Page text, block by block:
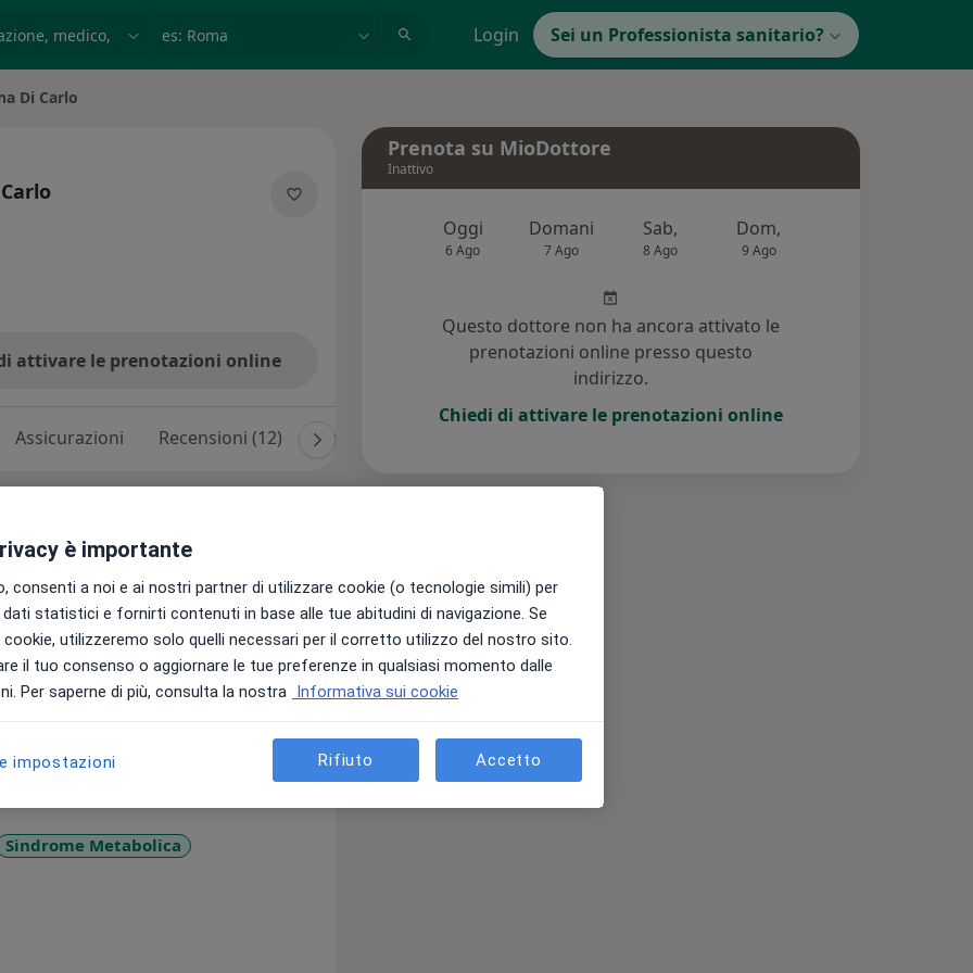
Login Sei un Professionista sanitario?
Di Carlo
attivare le prenotazioni online
Assicurazioni Recensioni (12) Risposte ai pazienti (18)
profondo di fare la
a scoprire il legame tra
le lauree in Scienze Biologiche
conto che l’alimentazione non è
Il mio obiettivo è guidarti con
le tue esigenze e aiutandoti a
ma anche emotivo. Ogni
credo fermamente che il
abitudini, non da soluzioni
possa integrare il benessere nella
Sindrome Metabolica
Prenota su MioDottore
Inattivo
Oggi
6 Ago
Domani
7 Ago
Sab,
8 Ago
Dom,
9 Ago
Questo dottore non ha ancora attivato le
prenotazioni online presso questo
indirizzo.
Chiedi di attivare le prenotazioni online
è importante
consenti a noi e ai nostri partner di utilizzare cookie (o tecnologie simili) per
statistici e fornirti contenuti in base alle tue abitudini di navigazione. Se
utilizzeremo solo quelli necessari per il corretto utilizzo del nostro sito.
il tuo consenso o aggiornare le tue preferenze in qualsiasi momento dalle
Per saperne di più, consulta la nostra Informativa sui cookie
impostazioni Rifiuto Accetto